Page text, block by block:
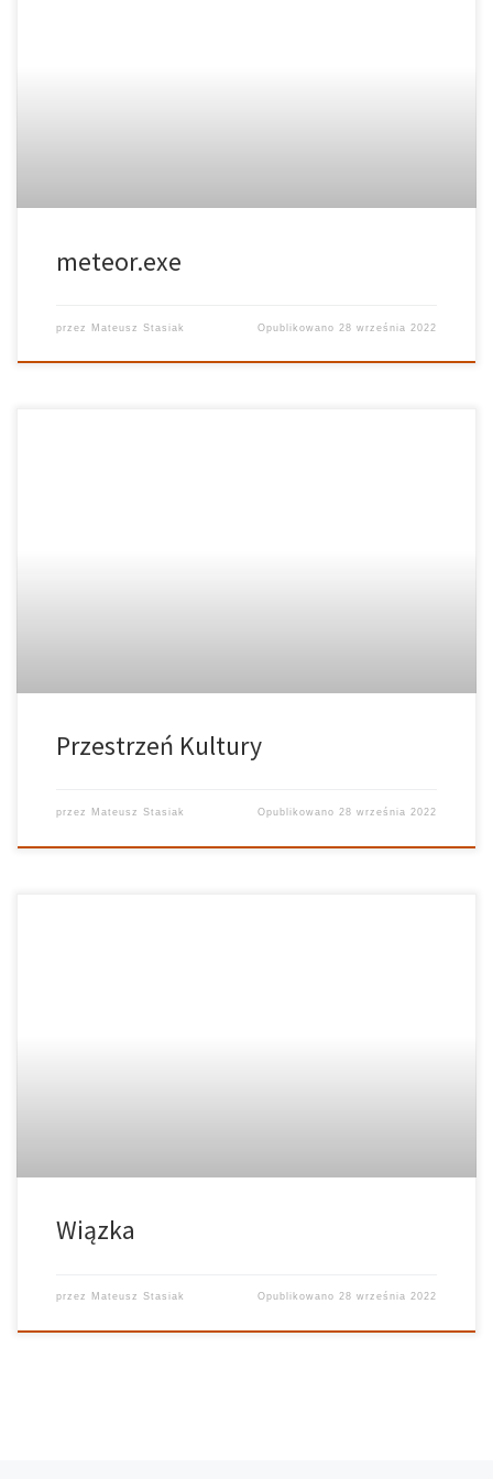
meteor.exe
przez Mateusz Stasiak Opublikowano 28 września 2022
Przestrzeń Kultury
przez Mateusz Stasiak Opublikowano 28 września 2022
Wiązka
przez Mateusz Stasiak Opublikowano28 września 2022